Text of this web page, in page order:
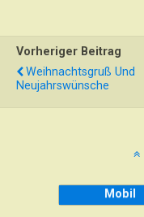
Vorheriger Beitrag
Weihnachtsgruß Und
Neujahrswünsche
Mobil